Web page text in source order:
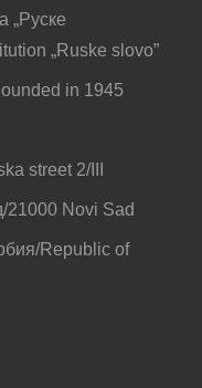
„Руске
„Ruske slovo”
in 1945
street 2/III
Novi Sad
Republic of